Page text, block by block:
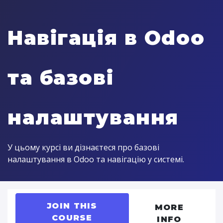
Навігація в Odoo
та базові
налаштування
У цьому курсі ви дізнаєтеся про базові
налаштування в Odoo та навігацію у системі.
JOIN THIS
COURSE
MORE
INFO